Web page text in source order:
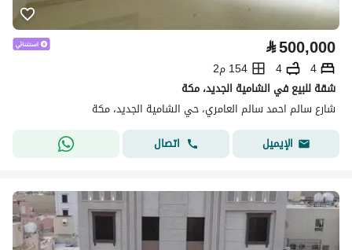
⃁500,000
4
4
154 م2
شقة للبيع في الشامية الجديد، مكة
شارع سالم احمد سالم العامري، حي الشامية الجديد، مكة
الإيميل
اتصال